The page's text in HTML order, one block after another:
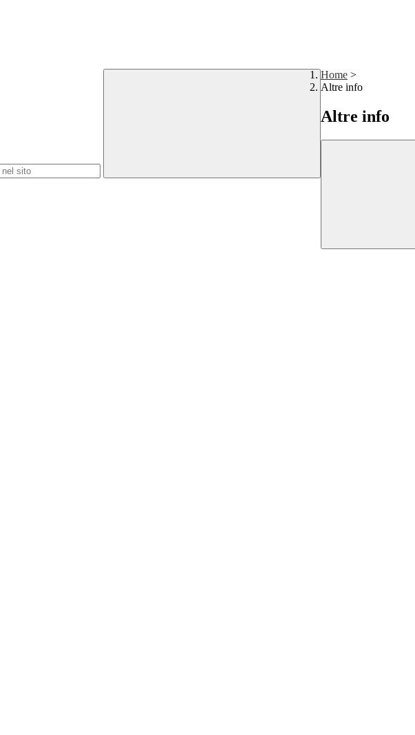
Home >
Altre info
Altre info